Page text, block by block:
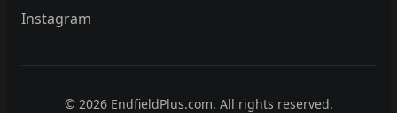
Instagram
© 2026 EndfieldPlus.com. All rights reserved.